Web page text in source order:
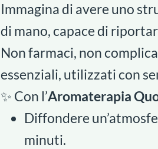
Immagina di avere uno
di mano, capace di
Non farmaci, non
essenziali, utilizzati con
✨ Con l’Aromaterapia
Diffondere
minuti.